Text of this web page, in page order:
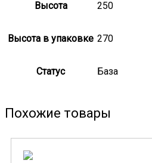
Высота 250
Высота в упаковке 270
Статус База
Похожие товары